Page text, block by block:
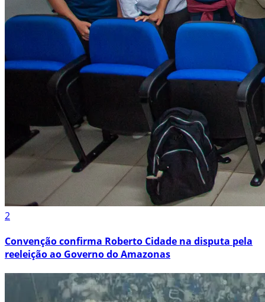
2
Convenção confirma Roberto Cidade na disputa pela
reeleição ao Governo do Amazonas